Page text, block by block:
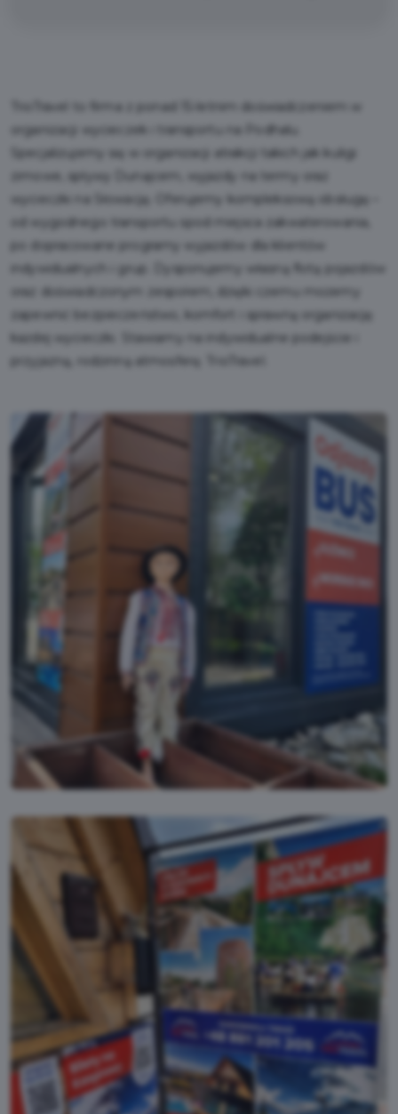
TrioTravel to firma z ponad 15-letnim doświadczeniem w
organizacji wycieczek i transportu na Podhalu.
Specjalizujemy się w organizacji atrakcji takich jak kuligi
zimowe, spływy Dunajcem, wyjazdy na termy oraz
wycieczki na Słowację. Oferujemy kompleksową obsługę –
od wygodnego transportu spod miejsca zakwaterowania,
po dopracowane programy wyjazdów dla klientów
indywidualnych i grup. Dysponujemy własną flotą pojazdów
oraz doświadczonym zespołem, dzięki czemu możemy
zapewnić bezpieczeństwo, komfort i sprawną organizację
każdej wycieczki. Stawiamy na indywidualne podejście i
przyjazną, rodzinną atmosferę. TrioTravel.